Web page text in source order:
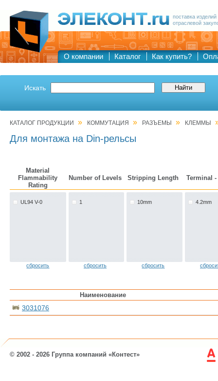
поставка
отраслевой
О компании Каталог Как купить?
Искать
КАТАЛОГ ПРОДУКЦИИ » КОММУТАЦИЯ » РАЗЪЕМЫ » КЛЕММЫ
Для монтажа на Din-рельсы
Material
Flammability
Rating
Number of Levels Stripping Length Terminal
UL94 V-0 1 10mm 4.2mm
сбросить сбросить сбросить
Наименование
3031076
© 2002 - 2026 Группа компаний «Контест»